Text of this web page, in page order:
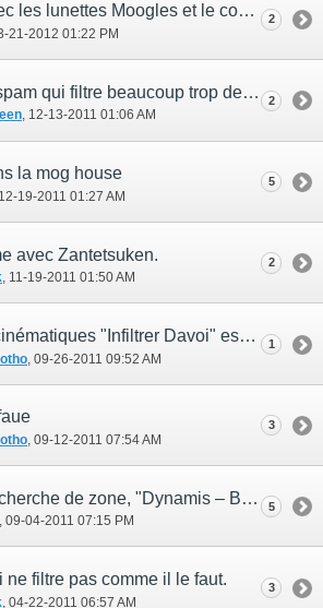
Probleme avec les lunettes Moogles et le compagnon d'aventure
21-2012 01:22 PM
2
Filtrage anti-spam qui filtre beaucoup trop de mots en français
‎, 12-13-2011 01:06 AM
2
la mog house
‎, 12-19-2011 01:27 AM
5
avec Zantetsuken.
‎, 11-19-2011 01:50 AM
2
Le nom des cinématiques "Infiltrer Davoi" est incorrect
‎, 09-26-2011 09:52 AM
1
‎, 09-12-2011 07:54 AM
3
Lors d'une recherche de zone, "Dynamis – Beaucedine" est mal orthographié.
‎, 09-04-2011 07:15 PM
5
ne filtre pas comme il le faut.
‎, 04-22-2011 06:57 AM
3